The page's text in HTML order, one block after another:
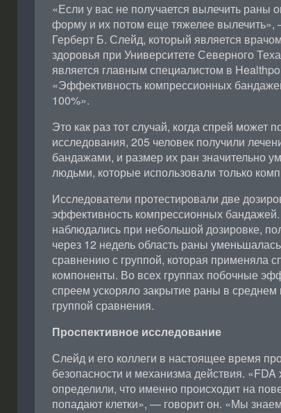
«Если у вас не получается вылечить раны
форму и их потом еще тяжелее вылечить»,
Герберт Б. Слейд, который является
здоровья при Университете Северного
является главным специалистом в
«Эффективность компрессионных
100%».
Это как раз тот случай, когда спрей может
исследования, 205 человек получили
бандажами, и размер их ран значительно
людьми, которые использовали только
Исследователи протестировали две
эффективность компрессионных
наблюдались при небольшой дозировке,
через 12 недель область раны
сравнению с группой, которая применяла
компоненты. Во всех группах побочные
спреем ускоряло закрытие раны в
группой сравнения.
Проспективное исследование
Слейд и его коллеги в настоящее время
безопасности и механизма действия. «FDA
определили, что именно происходит на
попадают клетки», — говорит он. «Мы